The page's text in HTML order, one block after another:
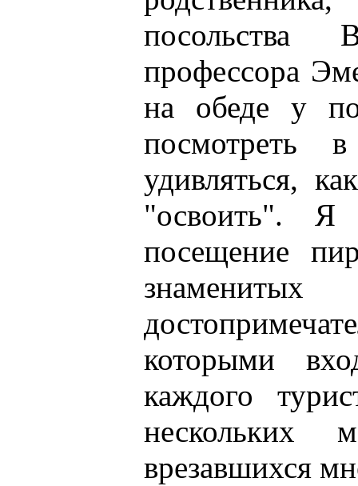
посольства
профессора
на обеде у
посмотреть
удивляться,
"освоить". Я
посещение
которыми
каждого
нескольких
врезавшихся